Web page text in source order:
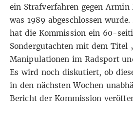
ein Strafverfahren gegen
was 1989 abgeschlossen
hat die Kommission ein 60-
Sondergutachten mit dem Titel
Manipulationen im Radsport
Es wird noch diskutiert, ob
in den nächsten Wochen
Bericht der Kommission